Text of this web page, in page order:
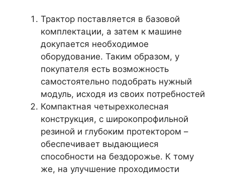
Трактор поставляется в базовой
комплектации, а затем к машине
докупается необходимое
оборудование. Таким образом, у
покупателя есть возможность
самостоятельно подобрать нужный
модуль, исходя из своих потребностей
Компактная четырехколесная
конструкция, с широкопрофильной
резиной и глубоким протектором –
обеспечивает выдающиеся
способности на бездорожье. К тому
же, на улучшение проходимости